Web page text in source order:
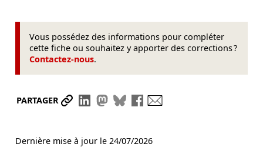
Vous possédez des informations pour compléter
cette fiche ou souhaitez y apporter des corrections ?
Contactez-nous.
PARTAGER Partager le lien
Partager sur LinkedIn
Partager sur Mastodon
Partager sur Bluesky
Partager sur Facebook
Dernière mise à jour le 24/07/2026